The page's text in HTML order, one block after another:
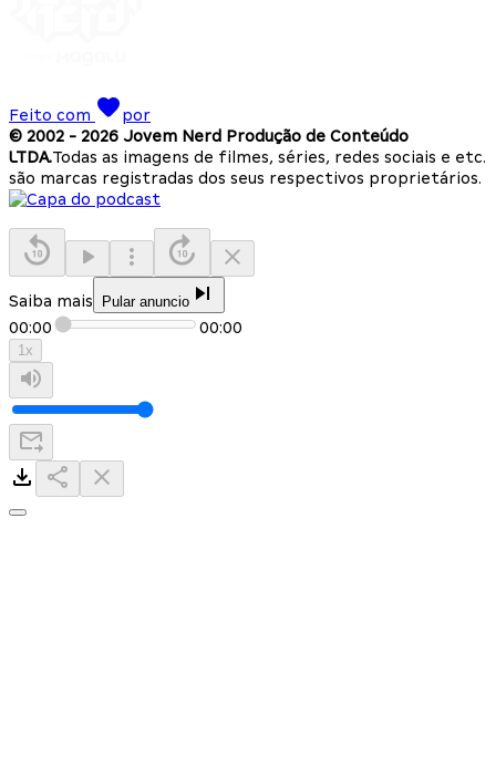
Feito com
por
© 2002 - 2026 Jovem Nerd Produção de Conteúdo
LTDA.Todas as imagens de filmes, séries, redes sociais e etc.
são marcas registradas dos seus respectivos proprietários.
Saiba mais Pular anuncio
00:00 00:00
1x